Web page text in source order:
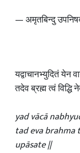
— अमृतबिन्दु
यद्वाचानभ्युदितं येन
तदेव ब्रह्म त्वं विद्धि
yad vācā
tad eva brahma
upāsate ||